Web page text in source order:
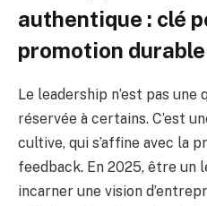
authentique : clé
promotion durable
Le leadership n’est pas
réservée à certains. C’est
cultive, qui s’affine avec la
feedback. En 2025, être un
incarner une vision